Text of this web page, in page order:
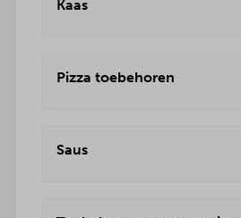
Kaas
Pizza toebehoren
Saus